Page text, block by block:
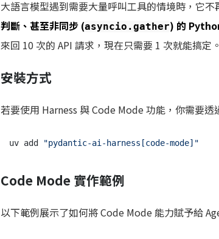
大語言模型遇到需要大量呼叫工具的情境時，它
判斷、甚至非同步 (asyncio.gather) 的
來回 10 次的 API 請求，現在只需要 1 次就能搞定。
安裝方式
若要使用 Harness 與 Code Mode 功能，你需要透
uv add "pydantic-ai-harness[code-mode]"
Code Mode 實作範例
以下範例展示了如何將 Code Mode 能力賦予給